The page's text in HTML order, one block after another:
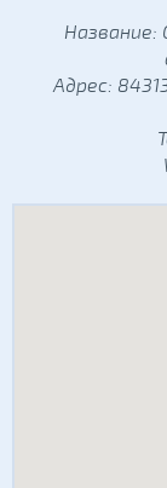
Название:
Адрес: